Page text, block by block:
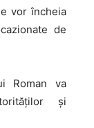
vor încheia
de
Roman va
şi